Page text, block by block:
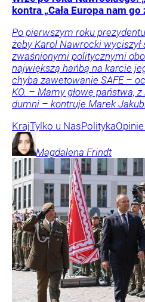
kontra „Cała Europa nam
Po pierwszym roku
żeby Karol Nawrocki
zwaśnionymi politycznymi
największą hańbą na karcie
chyba zawetowanie SAFE –
KO. – Mamy głowę państwa,
dumni – kontruje Marek
KrajTylko u NasPolityka
Magdalena Frindt